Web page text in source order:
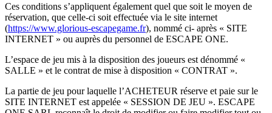
Ces conditions s’appliquent également quel que soit le moyen de
réservation, que celle-ci soit effectuée via le site internet
(https://www.glorious-escapegame.fr), nommé ci- après « SITE
INTERNET » ou auprès du personnel de ESCAPE ONE.
L’espace de jeu mis à la disposition des joueurs est dénommé «
SALLE » et le contrat de mise à disposition « CONTRAT ».
La partie de jeu pour laquelle l’ACHETEUR réserve et paie sur le
SITE INTERNET est appelée « SESSION DE JEU ». ESCAPE